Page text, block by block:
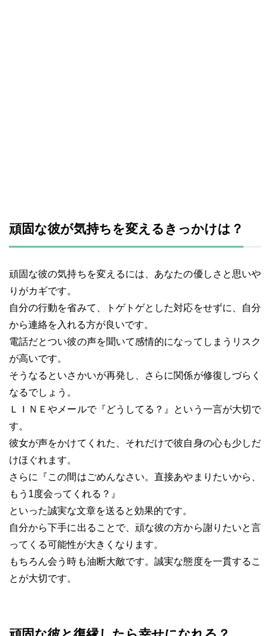
頑固な彼が気持ちを変えるきっかけは？
頑固な彼の気持ちを変えるには、あなたの優しさと思いや
りがカギです。
自分の行動を省みて、トゲトゲとした対応をせずに、自分
から連絡を入れる方が良いです。
電話だとつい彼の声を聞いて感情的になってしまうリスク
が高いです。
そうなるといさかいが再発し、さらに関係が修復しづらく
なるでしょう。
ＬＩＮＥやメールで『どうしてる？』という一言が大切で
す。
彼女が声をかけてくれた、それだけで彼自身の心も少しだ
けほぐれます。
さらに『この間はごめんなさい。直接あやまりたいから、
もう1度会ってくれる？』
といった誠実な文章を送ると効果的です。
自分から下手に出ることで、頑な彼の方から謝りたいと言
ってくる可能性が大きくなります。
もちろん会う時も油断大敵です。誠実な態度を一貫するこ
とが大切です。